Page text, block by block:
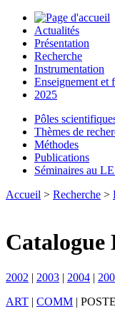
Actualités
Présentation
Recherche
Instrumentation
Enseignement et
2025
Pôles
Thèmes de
Méthodes
Publications
Séminaires au
Accueil > Recherche >
Catalogue
2002 | 2003 | 2004 |
ART | COMM |